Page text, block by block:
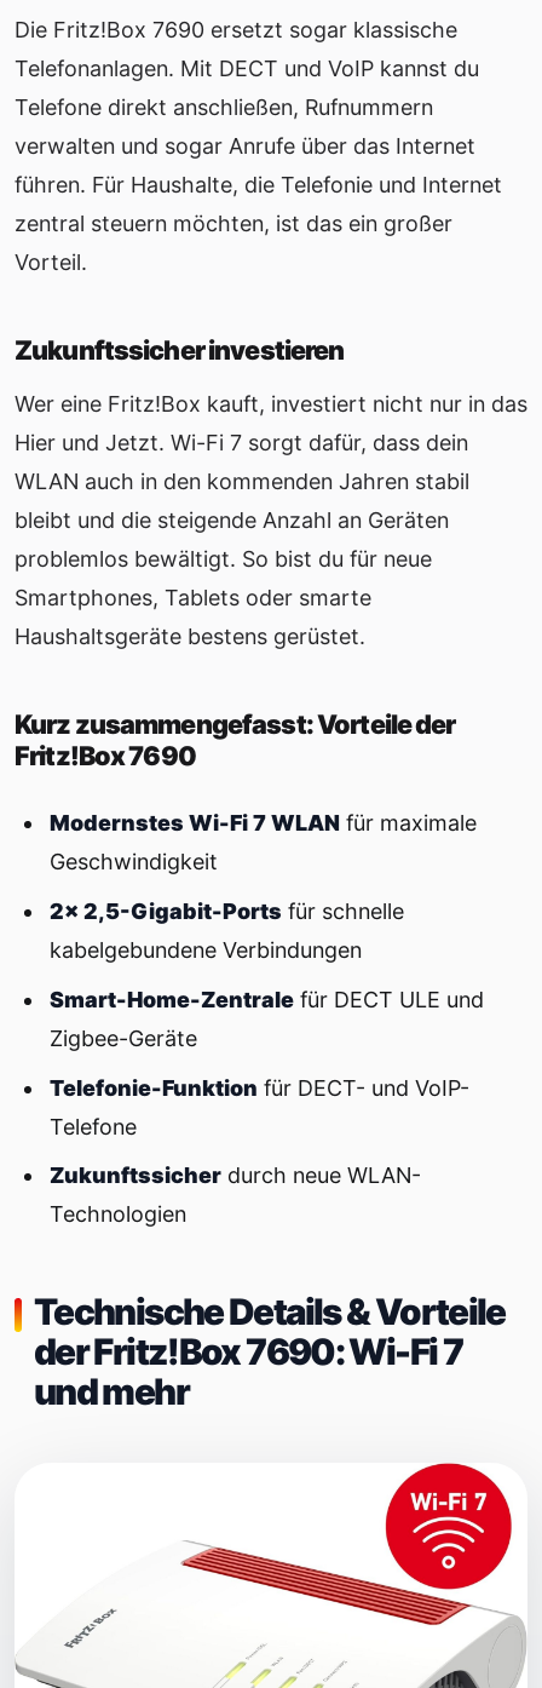
Die Fritz!Box 7690 ersetzt sogar klassische
Telefonanlagen. Mit DECT und VoIP kannst du
Telefone direkt anschließen, Rufnummern
verwalten und sogar Anrufe über das Internet
führen. Für Haushalte, die Telefonie und Internet
zentral steuern möchten, ist das ein großer
Vorteil.
Zukunftssicher investieren
Wer eine Fritz!Box kauft, investiert nicht nur in das
Hier und Jetzt. Wi-Fi 7 sorgt dafür, dass dein
WLAN auch in den kommenden Jahren stabil
bleibt und die steigende Anzahl an Geräten
problemlos bewältigt. So bist du für neue
Smartphones, Tablets oder smarte
Haushaltsgeräte bestens gerüstet.
Kurz zusammengefasst: Vorteile der
Fritz!Box 7690
Modernstes Wi-Fi 7 WLANfür maximale
Geschwindigkeit
2× 2,5-Gigabit-Ports für schnelle
kabelgebundene Verbindungen
Smart-Home-Zentralefür DECT ULE und
Zigbee-Geräte
Telefonie-Funktion für DECT- und VoIP-
Telefone
Zukunftssicherdurch neue WLAN-
Technologien
Technische Details & Vorteile
der Fritz!Box 7690: Wi-Fi 7
und mehr